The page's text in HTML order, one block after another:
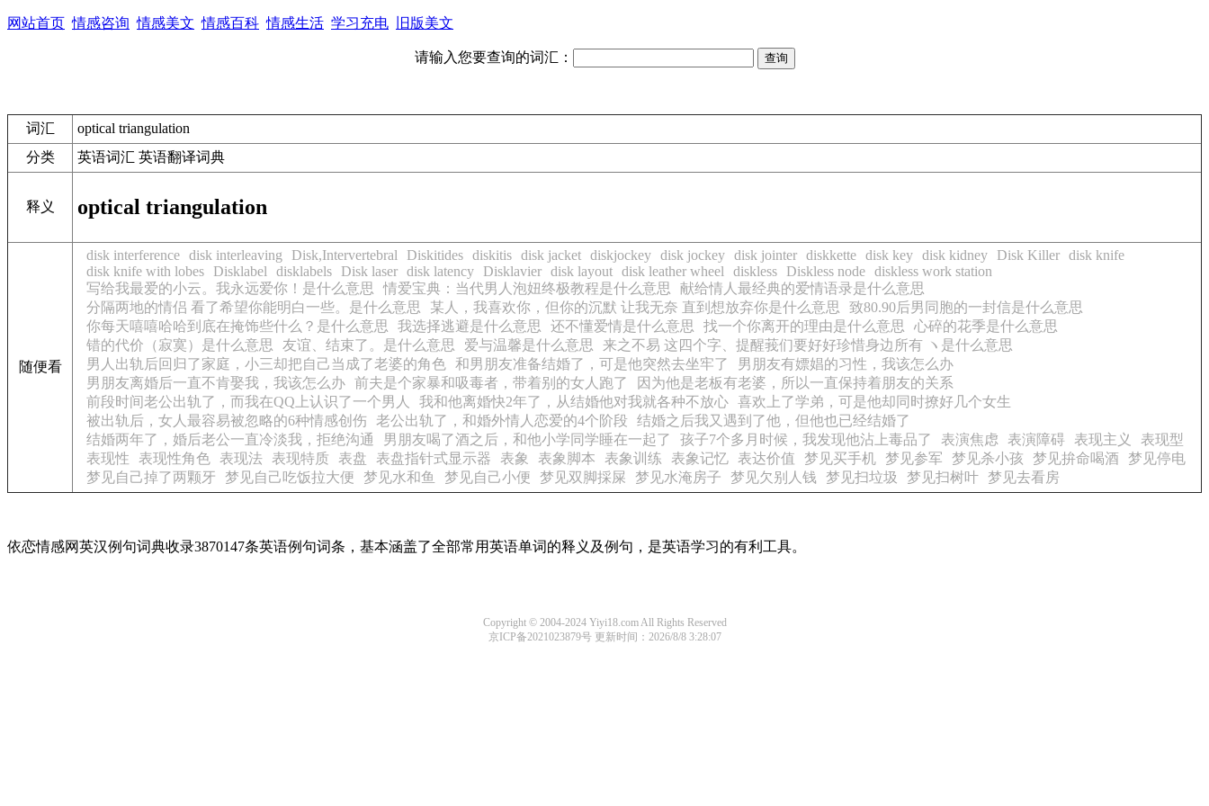
网站首页 情感咨询 情感美文 情感百科 情感生活 学习充电 旧版美文
请输入您要查询的词汇：
词汇
optical triangulation
分类
英语词汇 英语翻译词典
释义 optical triangulation
随便看
disk interference disk interleaving Disk,Intervertebral Diskitides diskitis disk jacket diskjockey disk jockey disk jointer diskkette disk key disk kidney Disk Killer disk knife
disk knife with lobes
Disklabel disklabels Disk laser disk latency Disklavier disk layout disk leather wheel diskless Diskless node diskless work station
写给我最爱的小云。我永远爱你！是什么意思
情爱宝典：当代男人泡妞终极教程是什么意思
献给情人最经典的爱情语录是什么意思
分隔两地的情侣 看了希望你能明白一些。是什么意思
某人，我喜欢你，但你的沉默 让我无奈 直到想放弃你是什么意思
致80.90后男同胞的一封信是什么意思
你每天嘻嘻哈哈到底在掩饰些什么？是什么意思
我选择逃避是什么意思 还不懂爱情是什么意思 找一个你离开的理由是什么意思
心碎的花季是什么意思
错的代价（寂寞）是什么意思
友谊、结束了。是什么意思 爱与温馨是什么意思
来之不易 这四个字、提醒莪们要好好珍惜身边所有 ヽ是什么意思
男人出轨后回归了家庭，小三却把自己当成了老婆的角色 和男朋友准备结婚了，可是他突然去坐牢了
男朋友有嫖娼的习性，我该怎么办
男朋友离婚后一直不肯娶我，我该怎么办 前夫是个家暴和吸毒者，带着别的女人跑了
因为他是老板有老婆，所以一直保持着朋友的关系
前段时间老公出轨了，而我在QQ上认识了一个男人
我和他离婚快2年了，从结婚他对我就各种不放心 喜欢上了学弟，可是他却同时撩好几个女生
被出轨后，女人最容易被忽略的6种情感创伤 老公出轨了，和婚外情人恋爱的4个阶段 结婚之后我又遇到了他，但他也已经结婚了
结婚两年了，婚后老公一直冷淡我，拒绝沟通
男朋友喝了酒之后，和他小学同学睡在一起了 孩子7个多月时候，我发现他沾上毒品了 表演焦虑 表演障碍 表现主义
表现型
表现性
表现性角色 表现法 表现特质 表盘 表盘指针式显示器 表象 表象脚本 表象训练 表象记忆 表达价值 梦见买手机 梦见参军 梦见杀小孩 梦见拚命喝酒
梦见停电
梦见自己掉了两颗牙
梦见自己吃饭拉大便 梦见水和鱼 梦见自己小便 梦见双脚採屎 梦见水淹房子 梦见欠别人钱 梦见扫垃圾 梦见扫树叶 梦见去看房
依恋情感网英汉例句词典收录3870147条英语例句词条，基本涵盖了全部常用英语单词的释义及例句，是英语学习的有利工具。
Copyright © 2004-2024 Yiyi18.com All Rights Reserved
京ICP备2021023879号 更新时间：2026/8/8 3:28:07